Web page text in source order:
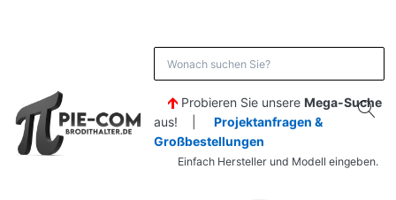
Probieren Sie unsere Mega-Suche
aus! | Projektanfragen &
Großbestellungen
Einfach Hersteller und Modell eingeben.